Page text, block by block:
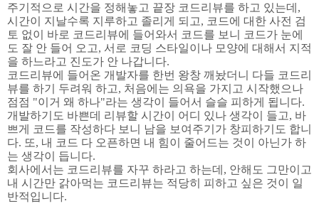
주기적으로 시간을 정해놓고 끝장 코드리뷰를 하고 있는데,
시간이 지날수록 지루하고 졸리게 되고, 코드에 대한 사전 검
토 없이 바로 코드리뷰에 들어와서 코드를 보니 코드가 눈에
도 잘 안 들어 오고, 서로 코딩 스타일이나 모양에 대해서 지적
을 하느라고 진도가 안 나갑니다.
코드리뷰에 들어온 개발자를 한번 왕창 깨놨더니 다들 코드리
뷰를 하기 두려워 하고, 처음에는 의욕을 가지고 시작했으나
점점 "이거 왜 하나"라는 생각이 들어서 슬슬 피하게 됩니다.
개발하기도 바쁜데 리뷰할 시간이 어디 있나 생각이 들고, 바
쁘게 코드를 작성하다 보니 남을 보여주기가 창피하기도 합니
다. 또, 내 코드 다 오픈하면 내 힘이 줄어드는 것이 아닌가 하
는 생각이 듭니다.
회사에서는 코드리뷰를 자꾸 하라고 하는데, 안해도 그만이고
내 시간만 갉아먹는 코드리뷰는 적당히 피하고 싶은 것이 일
반적입니다.